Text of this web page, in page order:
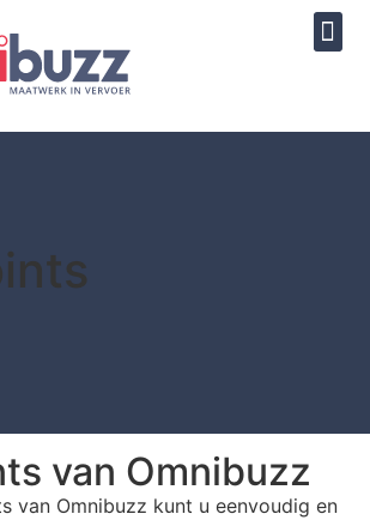
van Omnibuzz
van Omnibuzz kunt u eenvoudig en